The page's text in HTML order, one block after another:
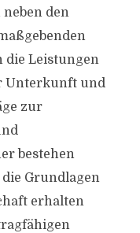
den
die Leistungen
Unterkunft und
zur
bestehen
Grundlagen
erhalten